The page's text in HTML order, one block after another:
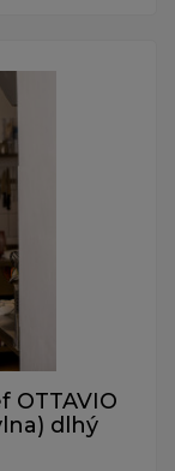
OTTAVIO
dlhý